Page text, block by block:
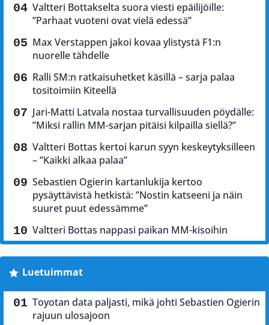
Valtteri Bottakselta suora viesti epäilijöille:
”Parhaat vuoteni ovat vielä edessä”
Max Verstappen jakoi kovaa ylistystä F1:n
nuorelle tähdelle
Ralli SM:n ratkaisuhetket käsillä – sarja palaa
tositoimiin Kiteellä
Jari-Matti Latvala nostaa turvallisuuden pöydälle:
”Miksi rallin MM-sarjan pitäisi kilpailla siellä?”
Valtteri Bottas kertoi karun syyn keskeytyksilleen
– ”Kaikki alkaa palaa”
Sebastien Ogierin kartanlukija kertoo
pysäyttävistä hetkistä: ”Nostin katseeni ja näin
suuret puut edessämme”
Valtteri Bottas nappasi paikan MM-kisoihin
Luetuimmat
Toyotan data paljasti, mikä johti Sebastien Ogierin
rajuun ulosajoon